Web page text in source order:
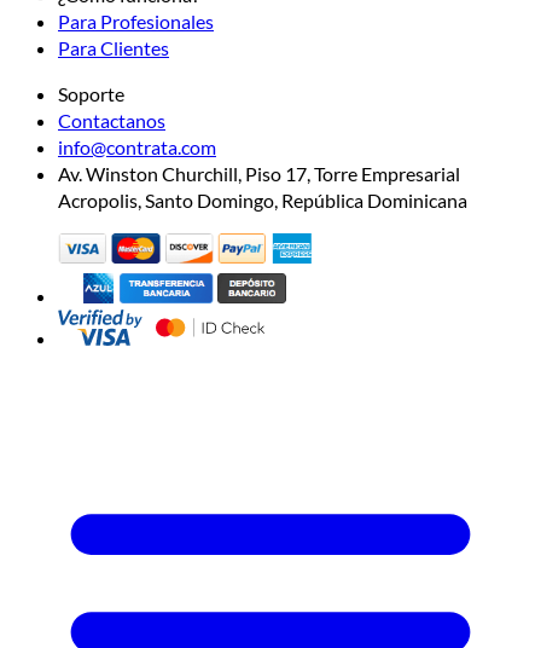
Para Profesionales
Para Clientes
Soporte
Contactanos
info@contrata.com
Av. Winston Churchill, Piso 17, Torre Empresarial
Acropolis, Santo Domingo, República Dominicana